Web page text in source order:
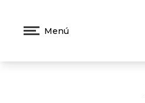
Menú